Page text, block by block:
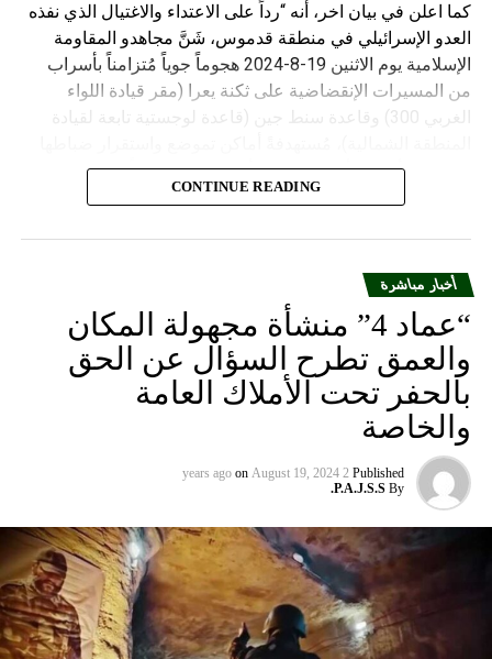
كما اعلن في بيان اخر، أنه “رداً على الاعتداء والاغتيال الذي نفذه
العدو الإسرائيلي في منطقة قدموس، شَنَّ مجاهدو المقاومة
الإسلامية يوم الاثنين 19-8-2024 هجوماً جوياً مُتزامناً بأسراب
من المسيرات الإنقضاضية على ثكنة يعرا (مقر قيادة اللواء
الغربي 300) وقاعدة سنط جين (قاعدة لوجستية تابعة لقيادة
وجنودها وأصابت أهدافها بدقة وأوقعت فيهم عدداً من القتلى
CONTINUE READING
أخبار مباشرة
“عماد 4” منشأة مجهولة المكان
والعمق تطرح السؤال عن الحق
بالحفر تحت الأملاك العامة
والخاصة
Published
2 years ago
on August 19, 2024
By
P.A.J.S.S.